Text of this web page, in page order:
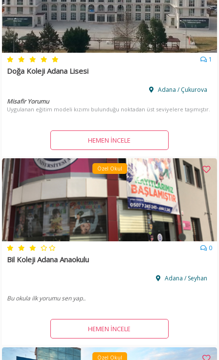
1
Doğa Koleji Adana Lisesi
Adana / Çukurova
Misafir Yorumu
Uygulanan eğitim modeli kızımı bulunduğu noktadan üst seviyelere taşımıştır.
HEMEN İNCELE
Özel Okul
0
Bil Koleji Adana Anaokulu
Adana / Seyhan
Bu okula ilk yorumu sen yap..
HEMEN İNCELE
Özel Okul